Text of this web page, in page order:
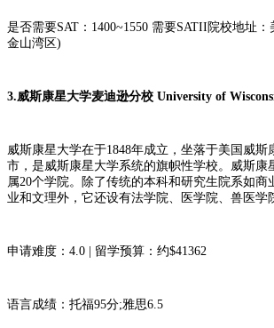
是否需要SAT：1400~1550 需要SATII院校地址
金山湾区)
3.威斯康星大学麦迪逊分校 University of
威斯康星大学在于1848年成立，坐落于美国威斯
市，是威斯康星大学系统的旗帜性学校。威斯康
属20个学院。除了传统的本科和研究生院系如商
业和文理外，它还设有法学院、医学院、兽医学
申请难度：4.0 | 留学预算：约$41362
语言成绩：托福95分;雅思6.5